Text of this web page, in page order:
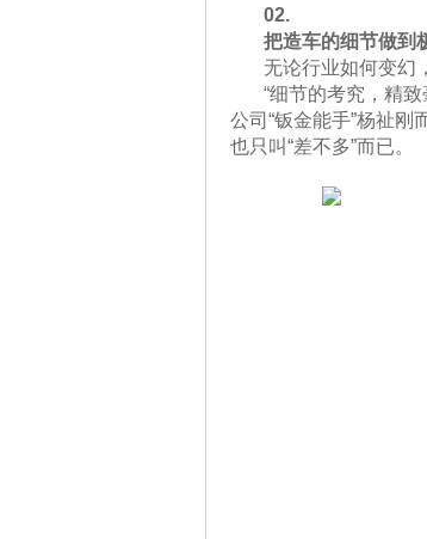
02.
把造车的细节做到
无论行业如何变幻
“细节的考究，精
公司“钣金能手”杨祉刚
也只叫“差不多”而已。